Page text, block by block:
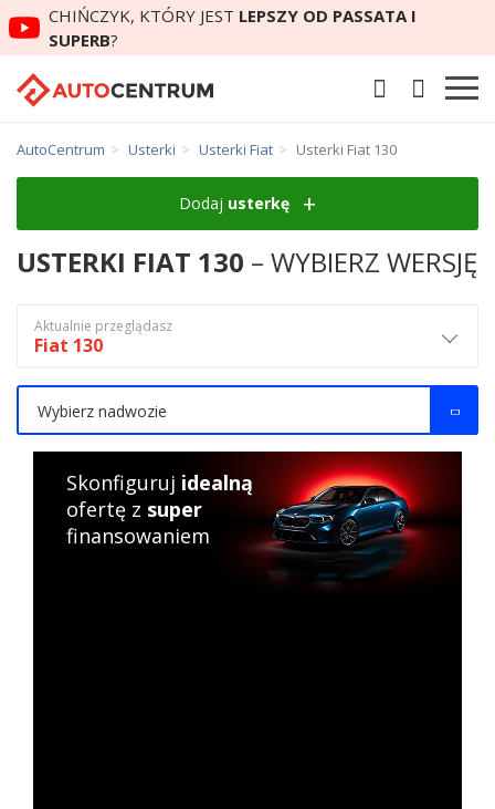
CHIŃCZYK, KTÓRY JEST LEPSZY OD PASSATA I
SUPERB?
AutoCentrum Usterki Usterki Fiat Usterki Fiat 130
Dodaj usterkę
USTERKI FIAT 130 – WYBIERZ WERSJĘ
Aktualnie przeglądasz
Fiat 130
Wybierz nadwozie
Skonfiguruj idealną
ofertę z super
finansowaniem